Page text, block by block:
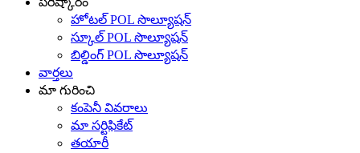
హోటల్ POL సొల్యూషన్
స్కూల్ POL సొల్యూషన్
బిల్డింగ్ POL సొల్యూషన్
వార్తలు
మా గురించి
కంపెనీ వివరాలు
మా సర్టిఫికేట్
తయారీ